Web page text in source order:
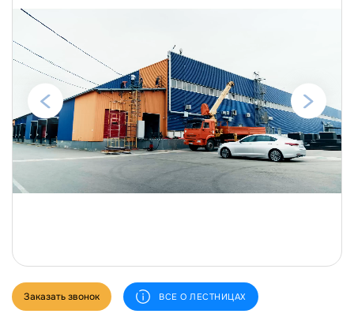
Заказать звонок ВСЕ О ЛЕСТНИЦАХ